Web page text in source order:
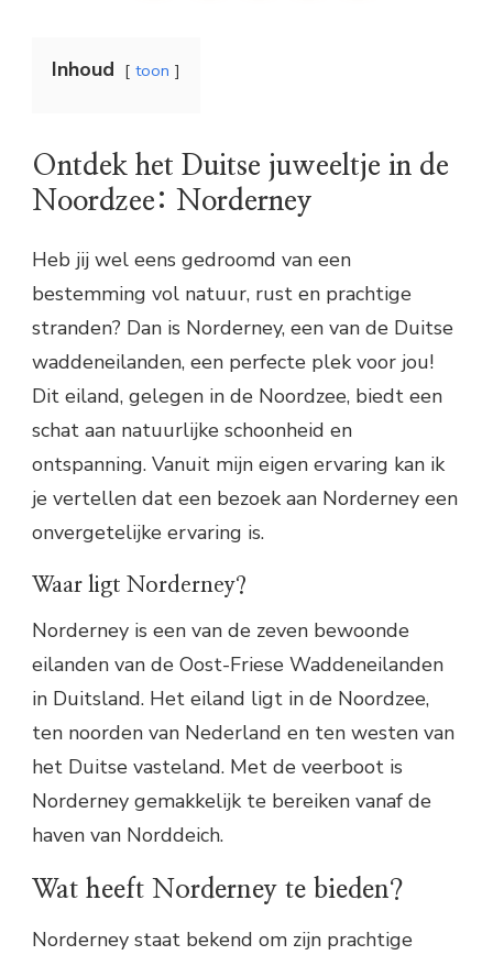
Inhoud toon
Ontdek het Duitse juweeltje in de
Noordzee: Norderney
Heb jij wel eens gedroomd van een
bestemming vol natuur, rust en prachtige
stranden? Dan is Norderney, een van de Duitse
waddeneilanden, een perfecte plek voor jou!
Dit eiland, gelegen in de Noordzee, biedt een
schat aan natuurlijke schoonheid en
ontspanning. Vanuit mijn eigen ervaring kan ik
je vertellen dat een bezoek aan Norderney een
onvergetelijke ervaring is.
Waar ligt Norderney?
Norderney is een van de zeven bewoonde
eilanden van de Oost-Friese Waddeneilanden
in Duitsland. Het eiland ligt in de Noordzee,
ten noorden van Nederland en ten westen van
het Duitse vasteland. Met de veerboot is
Norderney gemakkelijk te bereiken vanaf de
haven van Norddeich.
Wat heeft Norderney te bieden?
Norderney staat bekend om zijn prachtige